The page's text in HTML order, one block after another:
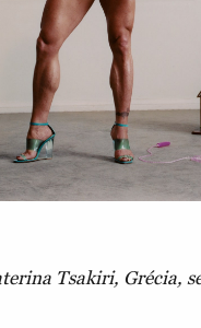
Tsakiri, Grécia,